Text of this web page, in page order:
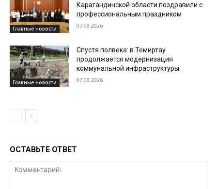
Главные новости
Карагандинской области поздравили с
профессиональным праздником
07.08.2026
Главные новости
Спустя полвека: в Темиртау
продолжается модернизация
коммунальной инфраструктуры
07.08.2026
ОСТАВЬТЕ ОТВЕТ